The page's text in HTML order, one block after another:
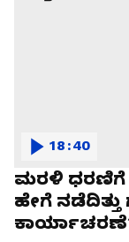
ಮರಳಿ ಧರಣಿಗೆ
ಹೇಗೆ
18:40